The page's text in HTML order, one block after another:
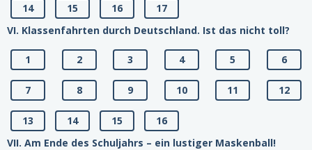
14 15 16
17
VI. Klassenfahrten durch Deutschland. Ist das nicht toll?
1 2 3 4 5 6
7 8 9 10 11 12
13 14 15
16
VII. Am Ende des Schuljahrs – ein lustiger Maskenball!